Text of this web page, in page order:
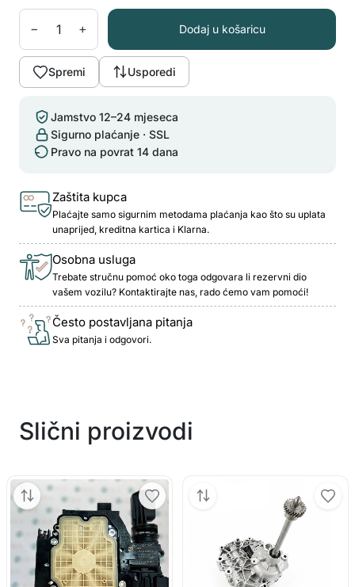
− + Dodaj u košaricu
Spremi Usporedi
Jamstvo 12–24 mjeseca
Sigurno plaćanje · SSL
Pravo na povrat 14 dana
Zaštita kupca
Plaćajte samo sigurnim metodama plaćanja kao što su uplata
unaprijed, kreditna kartica i Klarna.
Osobna usluga
Trebate stručnu pomoć oko toga odgovara li rezervni dio
vašem vozilu? Kontaktirajte nas, rado ćemo vam pomoći!
Često postavljana pitanja
Sva pitanja i odgovori.
Slični proizvodi